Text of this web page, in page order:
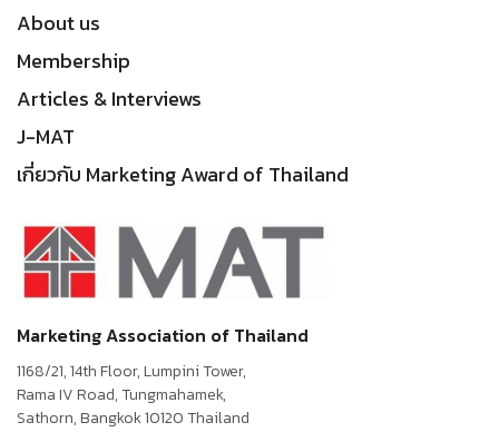
About us
Membership
Articles & Interviews
J-MAT
เกี่ยวกับ Marketing Award of Thailand
Marketing Association of Thailand
1168/21, 14th Floor, Lumpini Tower,
Rama IV Road, Tungmahamek,
Sathorn, Bangkok 10120 Thailand